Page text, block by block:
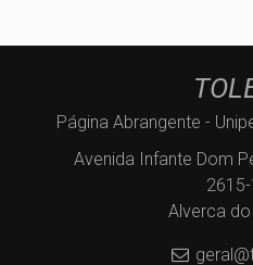
Página Abrangente -
Avenida Infante Dom
Alverca